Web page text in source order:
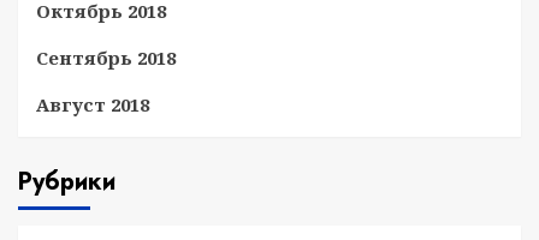
Октябрь 2018
Сентябрь 2018
Август 2018
Рубрики